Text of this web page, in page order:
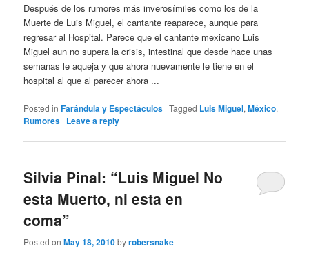
Después de los rumores más inverosímiles como los de la
Muerte de Luis Miguel, el cantante reaparece, aunque para
regresar al Hospital. Parece que el cantante mexicano Luis
Miguel aun no supera la crisis, intestinal que desde hace unas
semanas le aqueja y que ahora nuevamente le tiene en el
hospital al que al parecer ahora ...
Posted in Farándula y Espectáculos |Tagged Luis Miguel,México,
Rumores | Leave a reply
Silvia Pinal: “Luis Miguel No
esta Muerto, ni esta en
coma”
Posted onMay 18, 2010byrobersnake